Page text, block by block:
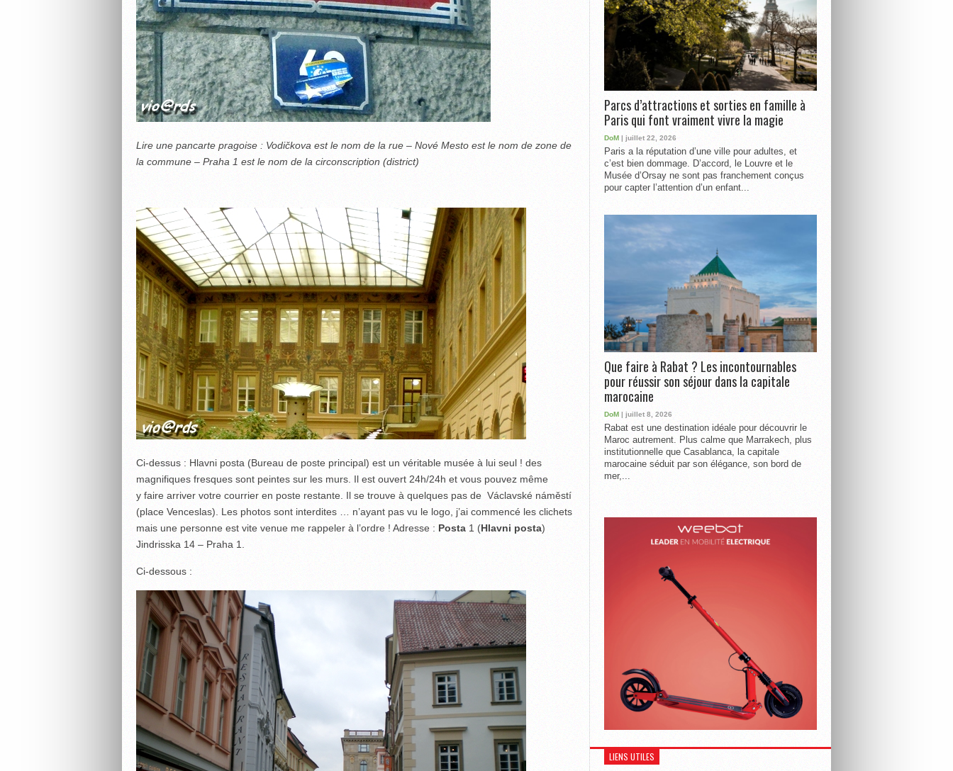
Lire une pancarte pragoise : Vodičkova est le nom de la rue – Nové Mesto est le nom de zone de
la commune – Praha 1 est le nom de la circonscription (district)
Ci-dessus : Hlavni posta (Bureau de poste principal) est un véritable musée à lui seul ! des
magnifiques fresques sont peintes sur les murs. Il est ouvert 24h/24h et vous pouvez même
y faire arriver votre courrier en poste restante. Il se trouve à quelques pas de Václavské náměstí
(place Venceslas). Les photos sont interdites … n’ayant pas vu le logo, j’ai commencé les clichets
mais une personne est vite venue me rappeler à l’ordre ! Adresse : Posta 1 (Hlavni posta)
Jindrisska 14 – Praha 1.
Ci-dessous :
Parcs d’attractions et sorties en famille à
Paris qui font vraiment vivre la magie
DoM | juillet 22, 2026
Paris a la réputation d’une ville pour adultes, et
c’est bien dommage. D’accord, le Louvre et le
Musée d’Orsay ne sont pas franchement conçus
pour capter l’attention d’un enfant...
Que faire à Rabat ? Les incontournables
pour réussir son séjour dans la capitale
marocaine
DoM | juillet 8, 2026
Rabat est une destination idéale pour découvrir le
Maroc autrement. Plus calme que Marrakech, plus
institutionnelle que Casablanca, la capitale
marocaine séduit par son élégance, son bord de
mer,...
LIENS UTILES